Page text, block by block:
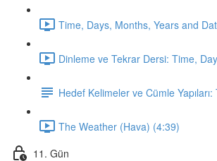
Time, Days, Months, Years and
Dinleme ve Tekrar Dersi: Time,
Hedef Kelimeler ve Cümle
The Weather (Hava) (4:39)
11. Gün